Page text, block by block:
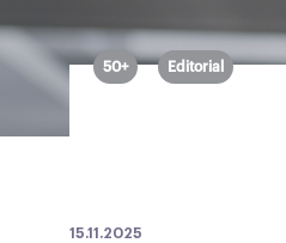
50+ Editorial
15.11.2025